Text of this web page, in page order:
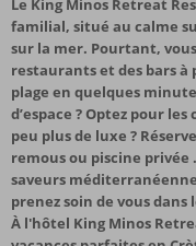
Le King Minos Retreat
familial, situé au calme
sur la mer. Pourtant,
restaurants et des bars à
plage en quelques
d’espace ? Optez pour
peu plus de luxe ?
remous ou piscine privée
saveurs
prenez soin de vous
À l'hôtel King Minos